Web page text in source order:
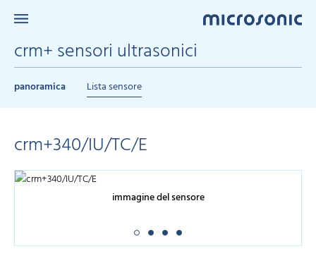
crm+ sensori ultrasonici
panoramica Lista sensore
crm+340/IU/TC/E
immagine del sensore